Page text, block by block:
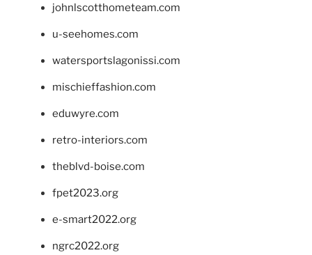
johnlscotthometeam.com
u-seehomes.com
watersportslagonissi.com
mischieffashion.com
eduwyre.com
retro-interiors.com
theblvd-boise.com
fpet2023.org
e-smart2022.org
ngrc2022.org